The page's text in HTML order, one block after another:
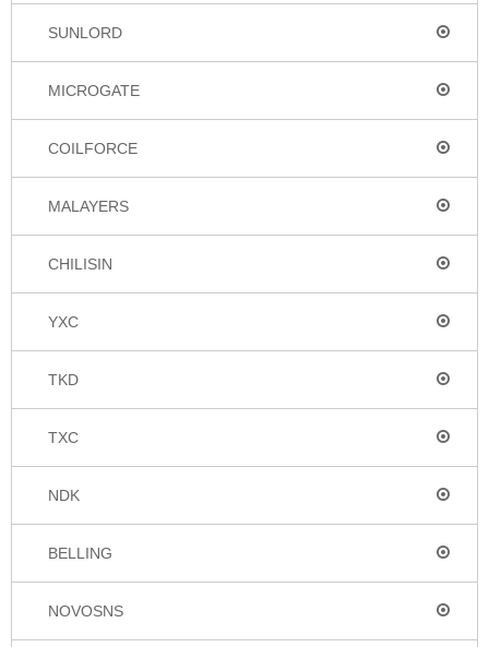
SUNLORD
MICROGATE
COILFORCE
MALAYERS
CHILISIN
YXC
TKD
TXC
NDK
BELLING
NOVOSNS